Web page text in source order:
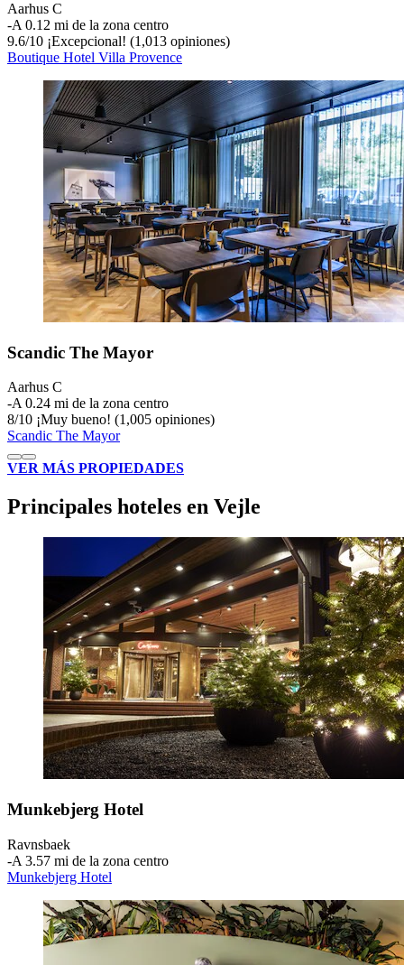
Aarhus C
‐A 0.12 mi de la zona centro
9.6/10 ¡Excepcional! (1,013 opiniones)
Boutique Hotel Villa Provence
Scandic The Mayor
Aarhus C
‐A 0.24 mi de la zona centro
8/10 ¡Muy bueno! (1,005 opiniones)
Scandic The Mayor
VER MÁS PROPIEDADES
Principales hoteles en Vejle
Munkebjerg Hotel
Ravnsbaek
‐A 3.57 mi de la zona centro
Munkebjerg Hotel